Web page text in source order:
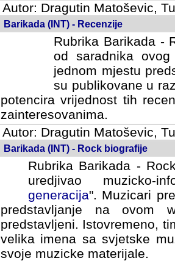
Autor: Dragutin Matoševic,
Barikada (INT) - Recenzije
Rubrika Barikada -
od saradnika
jednom mjestu
su publikovane u
potencira vrijednost tih
zainteresovanima.
Autor: Dragutin Matoševic,
Barikada (INT) - Rock biografije
Rubrika Barikada -
uredjivao muzicko-
Muzicari predstavljeni u
na ovom web portalu
Istovremeno, tim nacinom
sa svjetske muzicke scene
materijale.